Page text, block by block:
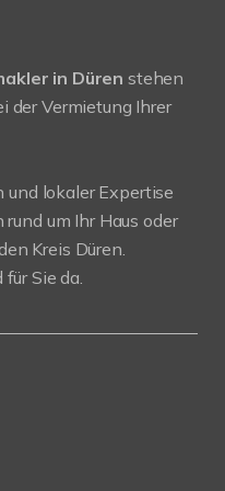
in Düren stehen
der Vermietung Ihrer
lokaler Expertise
um Ihr Haus oder
Kreis Düren.
Sie da.